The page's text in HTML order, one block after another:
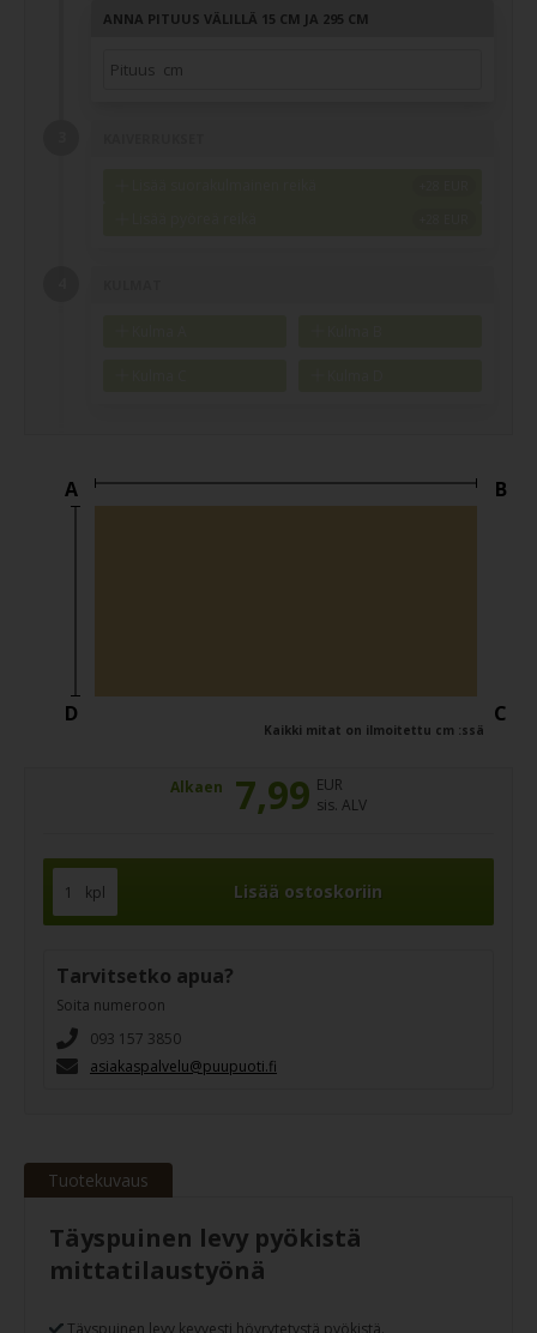
ANNA PITUUS VÄLILLÄ 15 CM JA 295 CM
A B
C
D
Kaikki mitat on ilmoitettu cm :ssä
Alkaen 7,99 EUR
sis. ALV
kpl
Tarvitsetko apua?
Soita numeroon
093 157 3850
asiakaspalvelu@puupuoti.fi
Tuotekuvaus
Täyspuinen levy pyökistä
mittatilaustyönä
Täyspuinen levy kevyesti höyrytetystä pyökistä.